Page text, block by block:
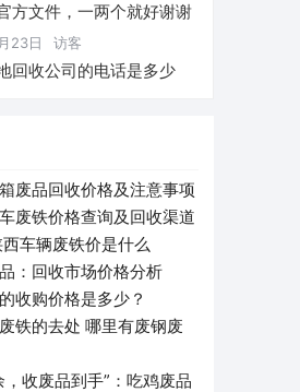
方文件，一两个就好谢谢
23日 访客
回收公司的电话是多少
废品回收价格及注意事项
车废铁价格查询及回收渠道
车辆废铁价是什么
：回收市场价格分析
收购价格是多少？
铁的去处 哪里有废钢废
，收废品到手”：吃鸡废品